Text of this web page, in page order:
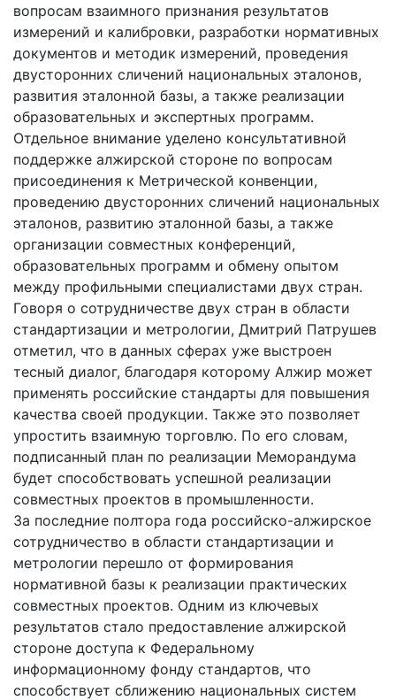
вопросам взаимного признания результатов
измерений и калибровки, разработки нормативных
документов и методик измерений, проведения
двусторонних сличений национальных эталонов,
развития эталонной базы, а также реализации
образовательных и экспертных программ.
Отдельное внимание уделено консультативной
поддержке алжирской стороне по вопросам
присоединения к Метрической конвенции,
проведению двусторонних сличений национальных
эталонов, развитию эталонной базы, а также
организации совместных конференций,
образовательных программ и обмену опытом
между профильными специалистами двух стран.
Говоря о сотрудничестве двух стран в области
стандартизации и метрологии, Дмитрий Патрушев
отметил, что в данных сферах уже выстроен
тесный диалог, благодаря которому Алжир может
применять российские стандарты для повышения
качества своей продукции. Также это позволяет
упростить взаимную торговлю. По его словам,
подписанный план по реализации Меморандума
будет способствовать успешной реализации
совместных проектов в промышленности.
За последние полтора года российско-алжирское
сотрудничество в области стандартизации и
метрологии перешло от формирования
нормативной базы к реализации практических
совместных проектов. Одним из ключевых
результатов стало предоставление алжирской
стороне доступа к Федеральному
информационному фонду стандартов, что
способствует сближению национальных систем